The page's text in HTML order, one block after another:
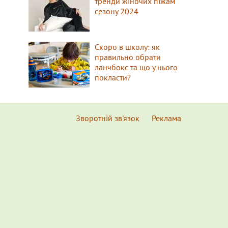
сезону 2024
Скоро в школу: як
правильно обрати
ланчбокс та що у нього
покласти?
Зворотній зв'язок Реклама